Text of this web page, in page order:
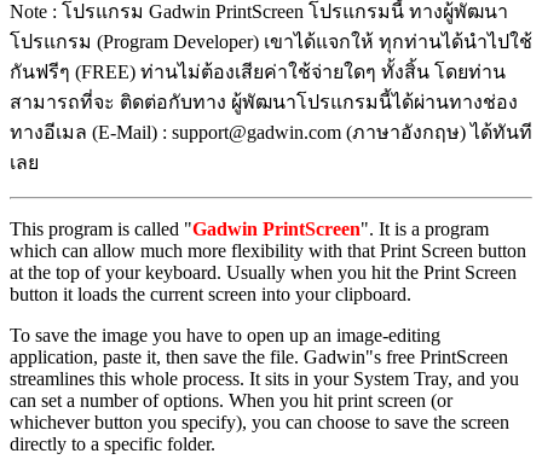
Note : โปรแกรม Gadwin PrintScreen โปรแกรมนี้ ทางผู้พัฒนา
โปรแกรม (Program Developer) เขาได้แจกให้ ทุกท่านได้นำไปใช้
กันฟรีๆ (FREE) ท่านไม่ต้องเสียค่าใช้จ่ายใดๆ ทั้งสิ้น โดยท่าน
สามารถที่จะ ติดต่อกับทาง ผู้พัฒนาโปรแกรมนี้ได้ผ่านทางช่อง
ทางอีเมล (E-Mail) : support@gadwin.com (ภาษาอังกฤษ) ได้ทันที
เลย
This program is called "Gadwin PrintScreen". It is a program
which can allow much more flexibility with that Print Screen button
at the top of your keyboard. Usually when you hit the Print Screen
button it loads the current screen into your clipboard.
To save the image you have to open up an image-editing
application, paste it, then save the file. Gadwin"s free PrintScreen
streamlines this whole process. It sits in your System Tray, and you
can set a number of options. When you hit print screen (or
whichever button you specify), you can choose to save the screen
directly to a specific folder.